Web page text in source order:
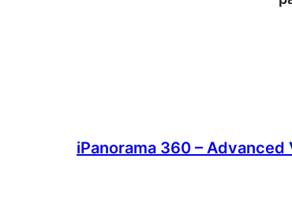
iPanorama 360 –